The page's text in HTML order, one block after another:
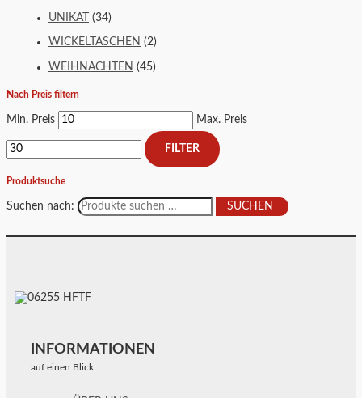
UNIKAT (34)
WICKELTASCHEN (2)
WEIHNACHTEN (45)
Nach Preis filtern
Min. Preis Max. Preis
FILTER
Produktsuche
Suchen nach: SUCHEN
INFORMATIONEN
auf einen Blick: